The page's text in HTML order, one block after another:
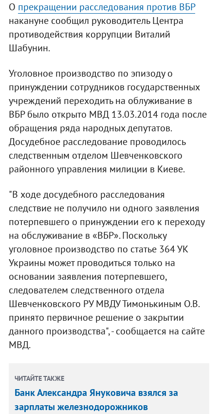
О прекращении расследования против ВБР
накануне сообщил руководитель Центра
противодействия коррупции Виталий
Шабунин.
Уголовное производство по эпизоду о
принуждении сотрудников государственных
учреждений переходить на облуживание в
ВБР было открыто МВД 13.03.2014 года после
обращения ряда народных депутатов.
Досудебное расследование проводилось
следственным отделом Шевченковского
районного управления милиции в Киеве.
"В ходе досудебного расследования
следствие не получило ни одного заявления
потерпевшего о принуждении его к переходу
на обслуживание в «ВБР». Поскольку
уголовное производство по статье 364 УК
Украины может проводиться только на
основании заявления потерпевшего,
следователем следственного отдела
Шевченковского РУ МВДУ Тимонькиным О.В.
принято первичное решение о закрытии
данного производства", - сообщается на сайте
МВД.
ЧИТАЙТЕ ТАКЖЕ
Банк Александра Януковича взялся за
зарплаты железнодорожников